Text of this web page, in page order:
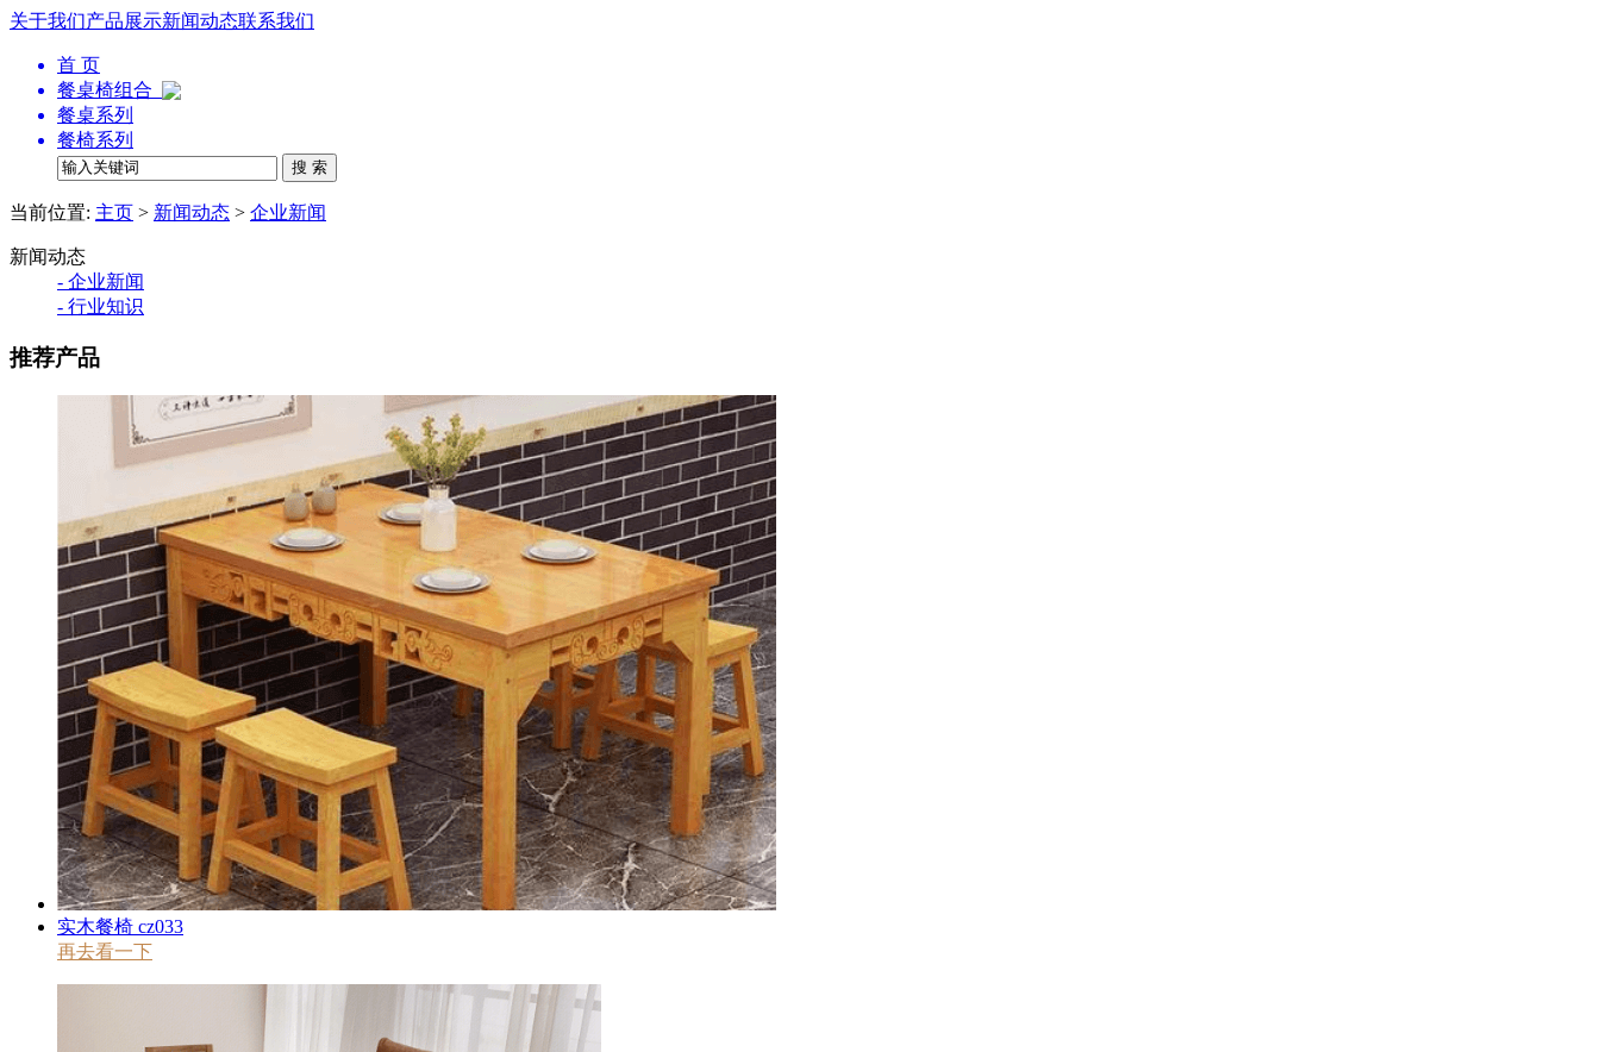
关于我们产品展示新闻动态联系我们
首 页
餐桌椅组合
餐桌系列
餐椅系列
当前位置: 主页 > 新闻动态 > 企业新闻
新闻动态
- 企业新闻
- 行业知识
推荐产品
实木餐椅 cz033
再去看一下